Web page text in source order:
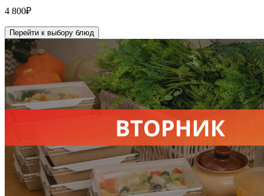
4 800₽
Перейти к выбору блюд